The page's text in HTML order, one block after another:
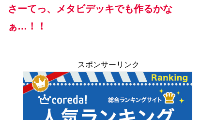
さーてっ、メタビデッキでも作るかな
ぁ…！！
スポンサーリンク